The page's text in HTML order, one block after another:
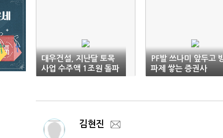
대우건설, 지난달 토목
사업 수주액 1조원 돌파
PF발 쓰나미 앞두고
파제 쌓는 증권사
김현진